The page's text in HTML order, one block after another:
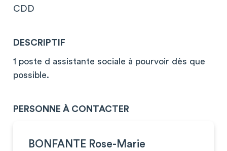
CDD
DESCRIPTIF
1 poste d assistante sociale à pourvoir dès que
possible.
PERSONNE À CONTACTER
BONFANTE Rose-Marie